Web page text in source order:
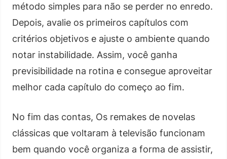
método simples para não se perder no enredo.
Depois, avalie os primeiros capítulos com
critérios objetivos e ajuste o ambiente quando
notar instabilidade. Assim, você ganha
previsibilidade na rotina e consegue aproveitar
melhor cada capítulo do começo ao fim.
No fim das contas, Os remakes de novelas
clássicas que voltaram à televisão funcionam
bem quando você organiza a forma de assistir,